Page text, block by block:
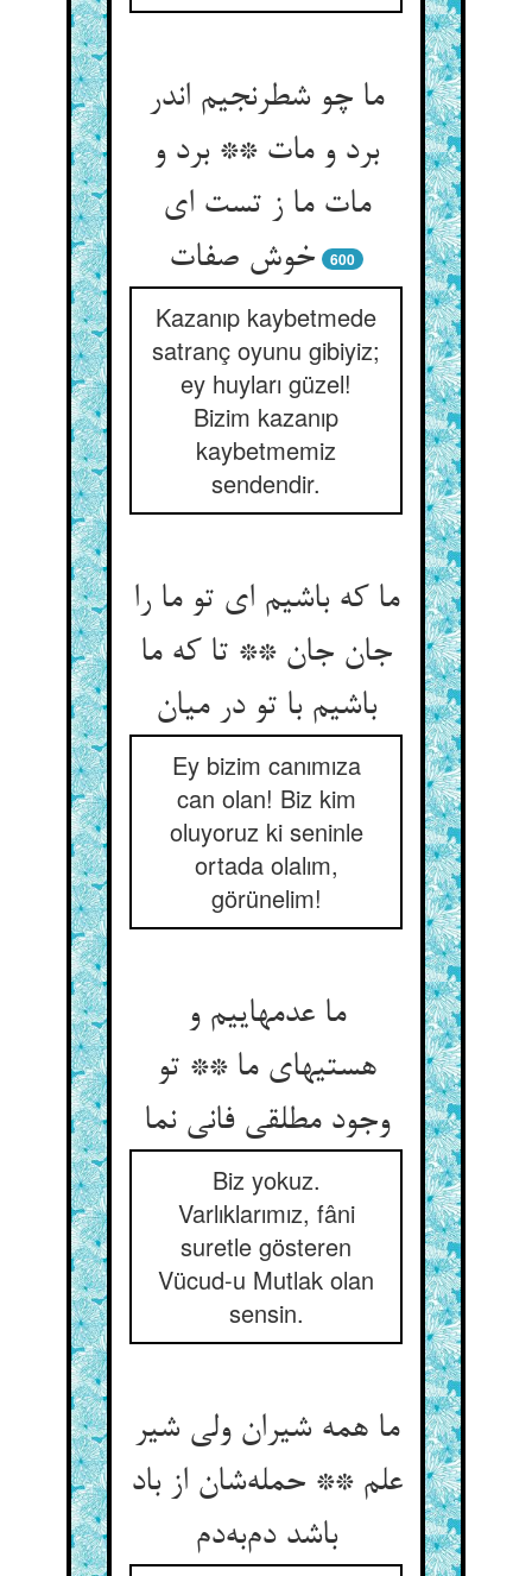
ما چو شطرنجیم اندر
برد و مات ** برد و
مات ما ز تست ای
600
Kazanıp kaybetmede
satranç oyunu gibiyiz;
ey huyları güzel!
Bizim kazanıp
kaybetmemiz
sendendir.
ما که باشیم ای تو ما را
جان جان ** تا که ما
Ey bizim canımıza
can olan! Biz kim
oluyoruz ki seninle
ortada olalım,
görünelim!
ما عدمهاییم و
هستیهای ما ** تو
وجود مطلقی فانی نما
Biz yokuz.
Varlıklarımız, fâni
suretle gösteren
Vücud-u Mutlak olan
sensin.
ما همه شیران ولی شیر
علم ** حمله‌‌شان از باد